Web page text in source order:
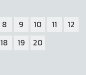
8 9 10 11
12
18 19 20